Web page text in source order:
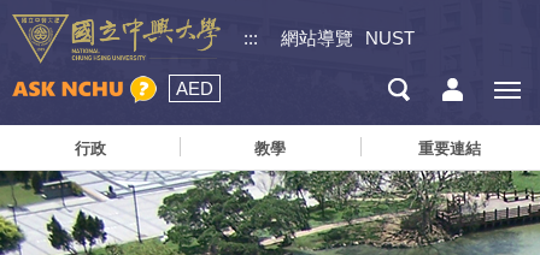
::: 網站導覽 NUST
AED
行政 教學 重要連結